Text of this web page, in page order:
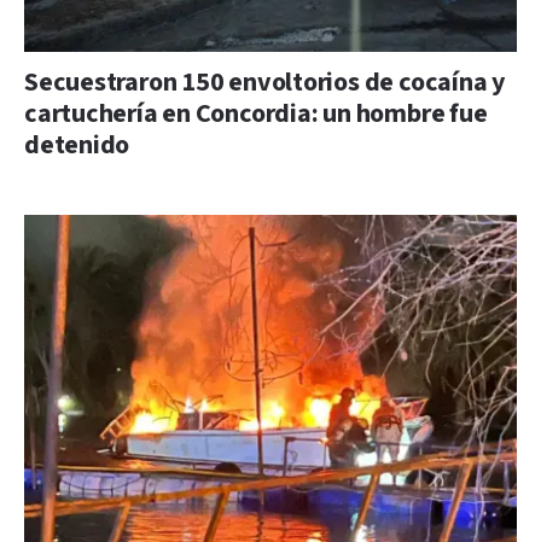
Secuestraron 150 envoltorios de cocaína y
cartuchería en Concordia: un hombre fue
detenido